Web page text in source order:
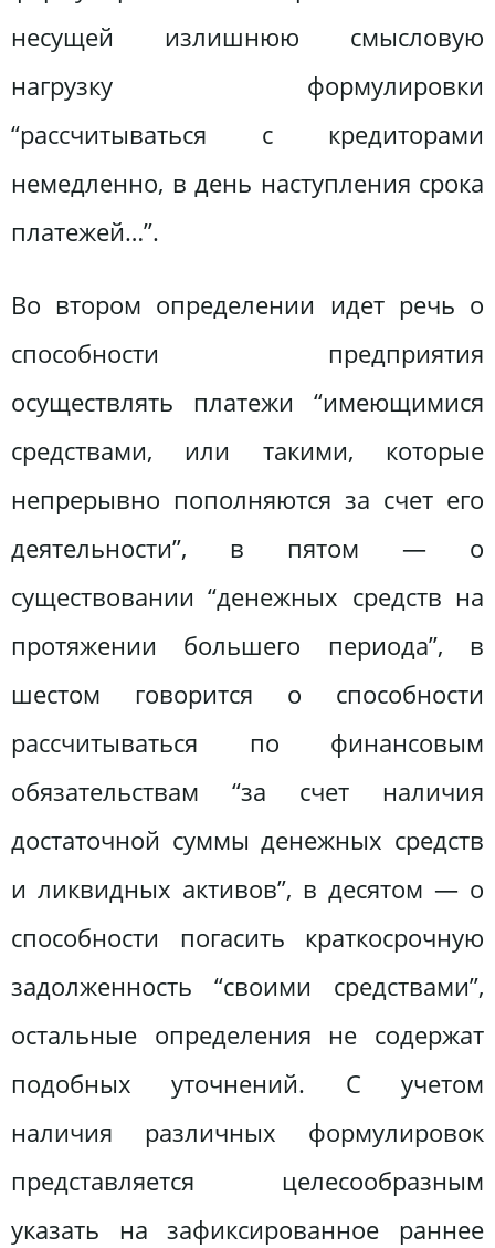
несущей излишнюю смысловую
нагрузку формулировки
“рассчитываться с кредиторами
немедленно, в день наступления срока
платежей…”.
Во втором определении идет речь о
способности предприятия
осуществлять платежи “имеющимися
средствами, или такими, которые
непрерывно пополняются за счет его
деятельности”, в пятом — о
существовании “денежных средств на
протяжении большего периода”, в
шестом говорится о способности
рассчитываться по финансовым
обязательствам “за счет наличия
достаточной суммы денежных средств
и ликвидных активов”, в десятом — о
способности погасить краткосрочную
задолженность “своими средствами”,
остальные определения не содержат
подобных уточнений. С учетом
наличия различных формулировок
представляется целесообразным
указать на зафиксированное раннее